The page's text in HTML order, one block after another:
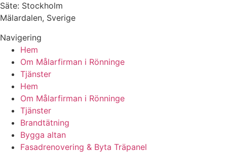
Säte: Stockholm
Mälardalen, Sverige
Navigering
Hem
Om Målarfirman i Rönninge
Tjänster
Hem
Om Målarfirman i Rönninge
Tjänster
Brandtätning
Bygga altan
Fasadrenovering & Byta Träpanel